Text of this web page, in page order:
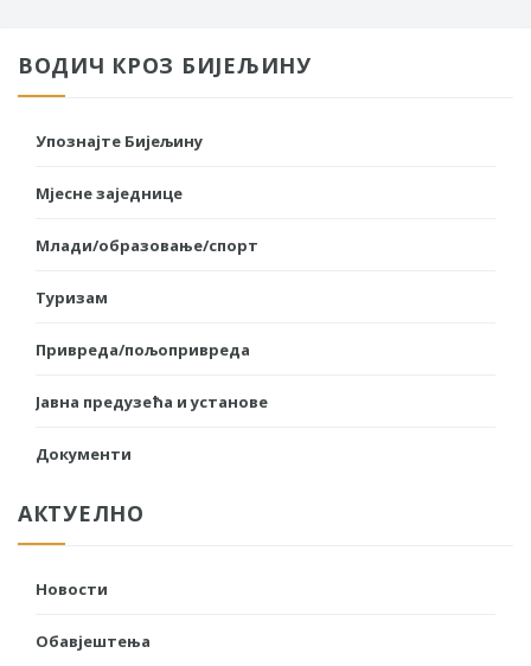
ВОДИЧ КРОЗ БИЈЕЉИНУ
Упознајте Бијељину
Мјесне заједнице
Млади/образовање/спорт
Туризам
Привреда/пољопривреда
Јавна предузећа и установе
Документи
АКТУЕЛНО
Новости
Обавјештења